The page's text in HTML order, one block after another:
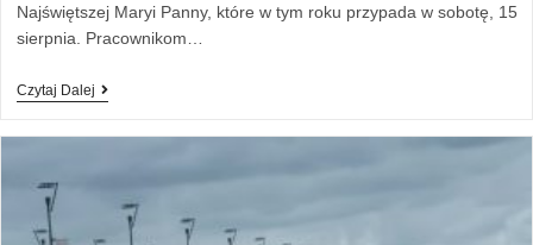
Najświętszej Maryi Panny, które w tym roku przypada w sobotę, 15
sierpnia. Pracownikom…
Czytaj Dalej